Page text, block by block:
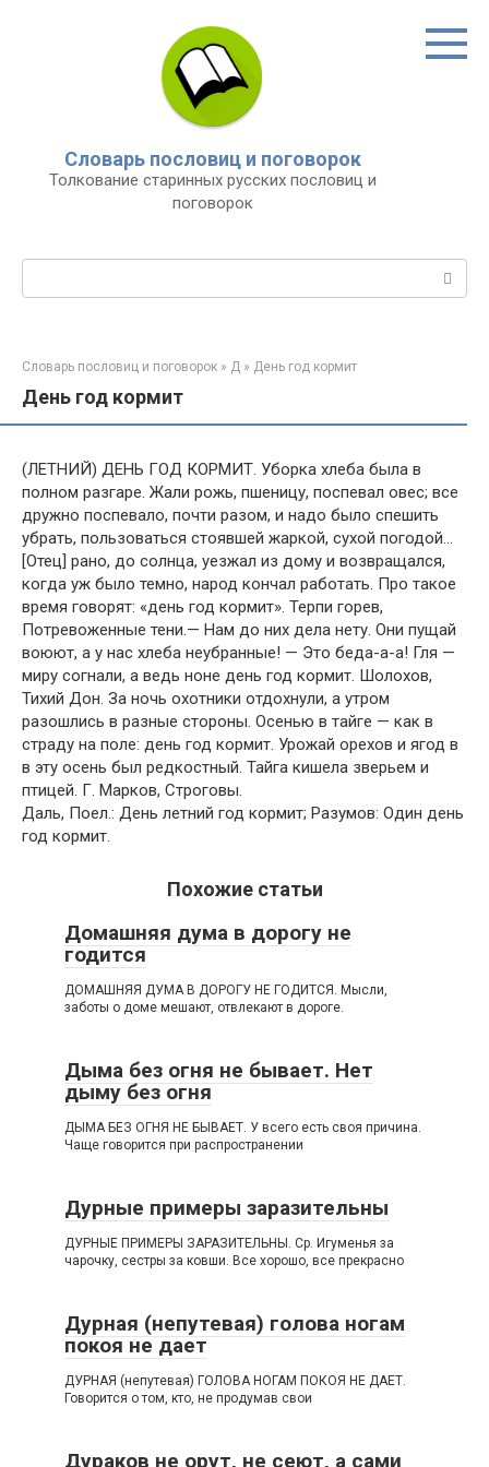
Словарь пословиц и поговорок
Толкование старинных русских пословиц и
поговорок
Словарь пословиц и поговорок » Д » День год кормит
День год кормит
(ЛЕТНИЙ) ДЕНЬ ГОД КОРМИТ. Уборка хлеба была в
полном разгаре. Жали рожь, пшеницу, поспевал овес; все
дружно поспевало, почти разом, и надо было спешить
убрать, пользоваться стоявшей жаркой, сухой погодой…
[Отец] рано, до солнца, уезжал из дому и возвращался,
когда уж было темно, народ кончал работать. Про такое
время говорят: «день год кормит». Терпи горев,
Потревоженные тени.— Нам до них дела нету. Они пущай
воюют, а у нас хлеба неубранные! — Это беда-а-а! Гля —
миру согнали, а ведь ноне день год кормит. Шолохов,
Тихий Дон. За ночь охотники отдохнули, а утром
разошлись в разные стороны. Осенью в тайге — как в
страду на поле: день год кормит. Урожай орехов и ягод в
в эту осень был редкостный. Тайга кишела зверьем и
птицей. Г. Марков, Строговы.
Даль, Поел.: День летний год кормит; Разумов: Один день
год кормит.
Похожие статьи
Домашняя дума в дорогу не
годится
ДОМАШНЯЯ ДУМА В ДОРОГУ НЕ ГОДИТСЯ. Мысли,
заботы о доме мешают, отвлекают в дороге.
Дыма без огня не бывает. Нет
дыму без огня
ДЫМА БЕЗ ОГНЯ НЕ БЫВАЕТ. У всего есть своя причина.
Чаще говорится при распространении
Дурные примеры заразительны
ДУРНЫЕ ПРИМЕРЫ ЗАРАЗИТЕЛЬНЫ. Ср. Игуменья за
чарочку, сестры за ковши. Все хорошо, все прекрасно
Дурная (непутевая) голова ногам
покоя не дает
ДУРНАЯ (непутевая) ГОЛОВА НОГАМ ПОКОЯ НЕ ДАЕТ.
Говорится о том, кто, не продумав свои
Дураков не орут, не сеют, а сами